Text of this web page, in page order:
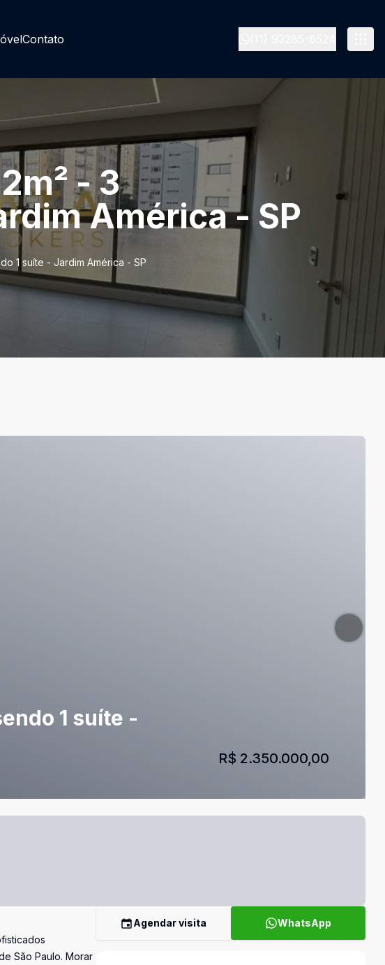
Contato
- 3
América - SP
1 suíte - Jardim América - SP
1 suíte -
R$ 2.350.000,00
São Paulo. Morar
Agendar visita WhatsApp